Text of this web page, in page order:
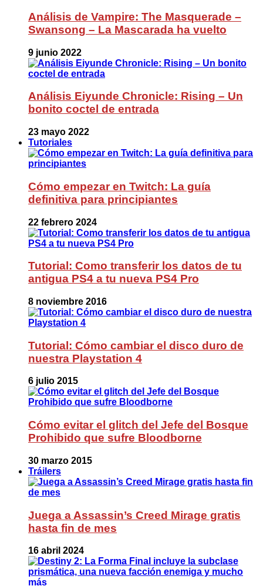
Análisis de Vampire: The Masquerade –
Swansong – La Mascarada ha vuelto
9 junio 2022
Análisis Eiyunde Chronicle: Rising – Un
bonito coctel de entrada
23 mayo 2022
Tutoriales
Cómo empezar en Twitch: La guía
definitiva para principiantes
22 febrero 2024
Tutorial: Como transferir los datos de tu
antigua PS4 a tu nueva PS4 Pro
8 noviembre 2016
Tutorial: Cómo cambiar el disco duro de
nuestra Playstation 4
6 julio 2015
Cómo evitar el glitch del Jefe del Bosque
Prohibido que sufre Bloodborne
30 marzo 2015
Tráilers
Juega a Assassin’s Creed Mirage gratis
hasta fin de mes
16 abril 2024